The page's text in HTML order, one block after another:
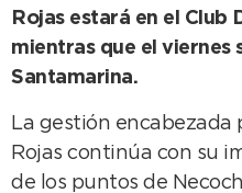
Rojas estará en el Club
mientras que el viernes
Santamarina.
La gestión
Rojas continúa con su
de los puntos de